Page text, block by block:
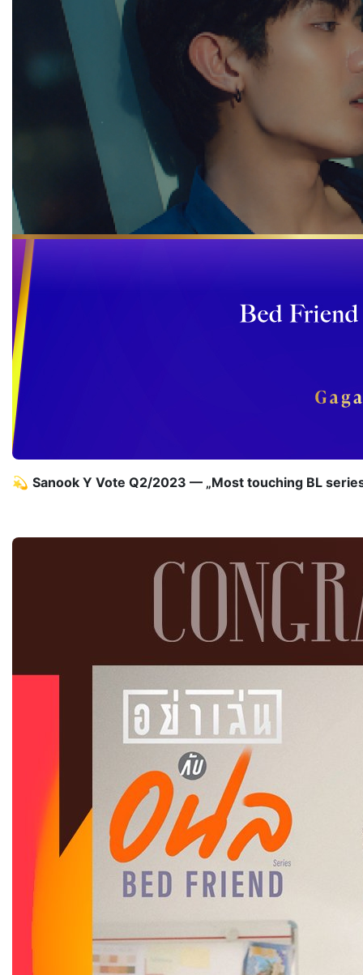
💫 Sanook Y Vote Q2/2023 — „Most touching BL